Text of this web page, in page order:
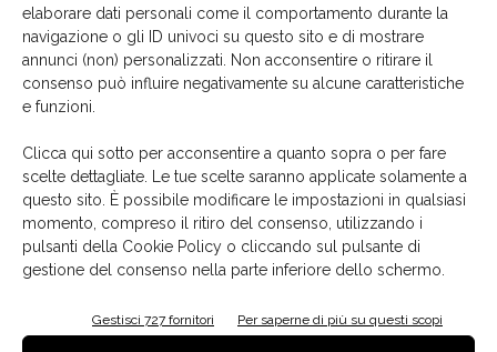
elaborare dati personali come il comportamento durante la
navigazione o gli ID univoci su questo sito e di mostrare
annunci (non) personalizzati. Non acconsentire o ritirare il
consenso può influire negativamente su alcune caratteristiche
e funzioni.
Clicca qui sotto per acconsentire a quanto sopra o per fare
scelte dettagliate. Le tue scelte saranno applicate solamente a
questo sito. È possibile modificare le impostazioni in qualsiasi
momento, compreso il ritiro del consenso, utilizzando i
pulsanti della Cookie Policy o cliccando sul pulsante di
gestione del consenso nella parte inferiore dello schermo.
Gestisci 727 fornitori Per saperne di più su questi scopi
Il libro del mese